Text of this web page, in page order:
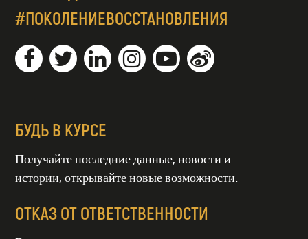
#ПОКОЛЕНИЕВОССТАНОВЛЕНИЯ
БУДЬ В КУРСЕ
Получайте последние данные, новости и
истории, открывайте новые возможности.
ОТКАЗ ОТ ОТВЕТСТВЕННОСТИ